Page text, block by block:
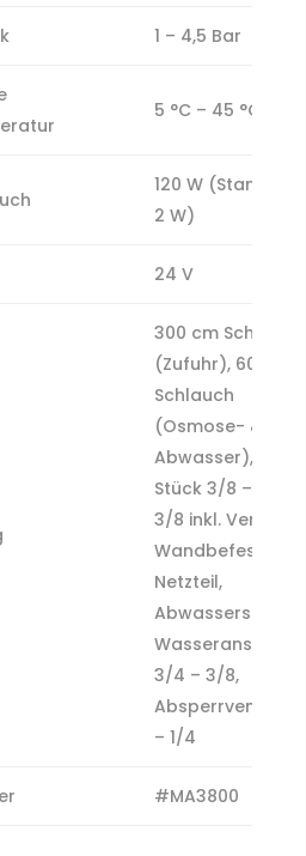
1 – 4,5 Bar
5 °C – 45 °C
120 W (Standby:
2 W)
24 V
300 cm Schlauch
(Zufuhr), 600 cm
Schlauch
(Osmose- &
Abwasser), T-
Stück 3/8 – 3/8 –
3/8 inkl. Ventil,
Netzteil,
Abwasserschelle,
3/4 – 3/8,
Absperrventil 1/4
– 1/4
#MA3800